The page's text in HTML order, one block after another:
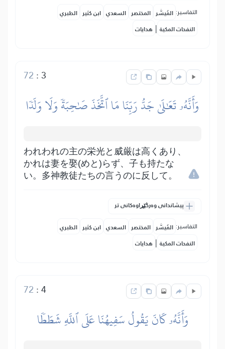
التفاسير: المُيسَّر المختصر السعدي ابن كثير الطبري
النفحات المكية | هدايات
3
:
72
وَأَنَّهُۥ تَعَٰلَىٰ جَدُّ رَبِّنَا مَا ٱتَّخَذَ صَٰحِبَةٗ وَلَا وَلَدٗا
われわれの主の栄光と威厳は高くあり、
かれは妻を娶(めと)らず、子も持たな
い。多神教徒たちの言うのに反して。
پیشاندانی وەرگێڕاوەکانی تر
التفاسير: المُيسَّر المختصر السعدي ابن كثير الطبري
النفحات المكية | هدايات
4
:
72
وَأَنَّهُۥ كَانَ يَقُولُ سَفِيهُنَا عَلَى ٱللَّهِ شَطَطٗا